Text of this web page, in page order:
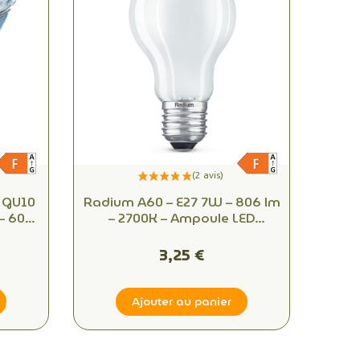
60°
Radium A60 – E27 7W – 806 lm
– 2700K – Ampoule LED
3,25 €
Ajouter au panier